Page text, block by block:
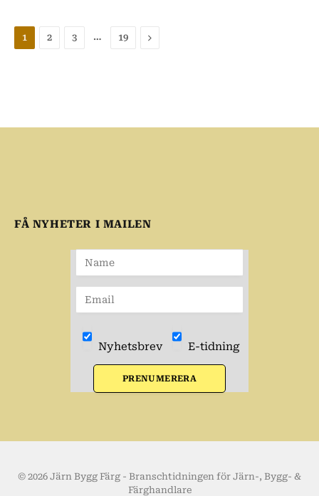
1 2 3 … 19 Nästa
FÅ NYHETER I MAILEN
Nyhetsbrev E-tidning
PRENUMERERA
© 2026 Järn Bygg Färg - Branschtidningen för Järn-, Bygg- &
Färghandlare